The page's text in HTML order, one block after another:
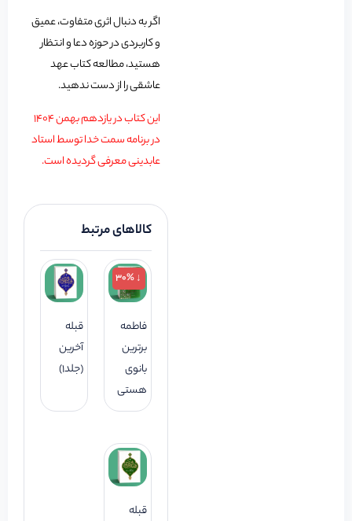
اگر به دنبال اثری متفاوت، عمیق
و کاربردی در حوزه دعا و انتظار
هستید، مطالعه کتاب عهد
عاشقی را از دست ندهید.
این کتاب در یازدهم بهمن 1404
در برنامه سمت خدا توسط استاد
عابدینی معرفی گردیده است.
کالاهای مرتبط
↓ 30%
فاطمه
برترین
بانوی
هستی
قبله
آخرین
(جلد1)
قبله